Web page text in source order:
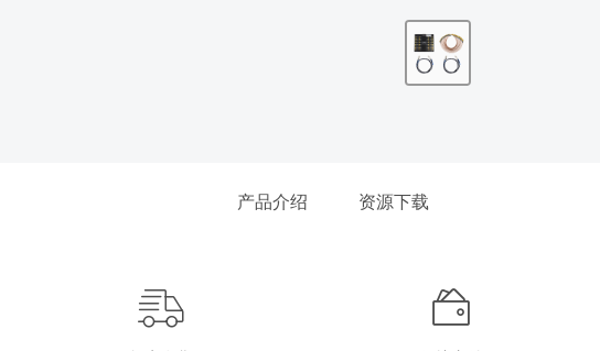
产品介绍 资源下载